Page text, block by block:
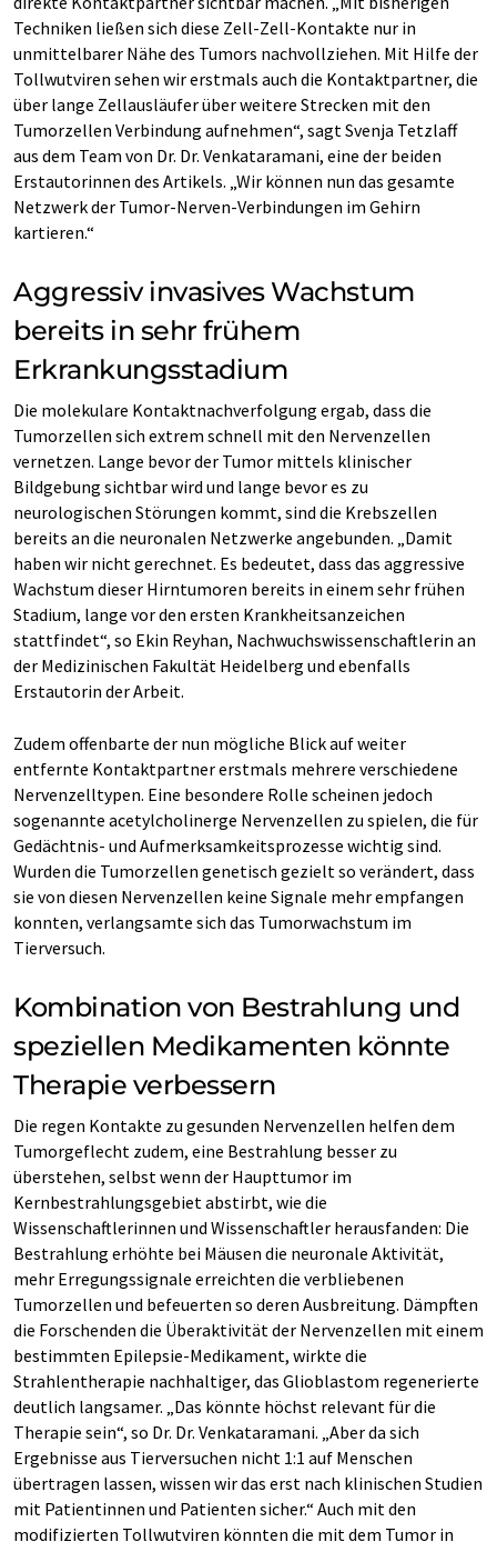
Techniken ließen sich diese Zell-Zell-Kontakte nur in
unmittelbarer Nähe des Tumors nachvollziehen. Mit Hilfe der
Tollwutviren sehen wir erstmals auch die Kontaktpartner, die
über lange Zellausläufer über weitere Strecken mit den
Tumorzellen Verbindung aufnehmen“, sagt Svenja Tetzlaff
aus dem Team von Dr. Dr. Venkataramani, eine der beiden
Erstautorinnen des Artikels. „Wir können nun das gesamte
Netzwerk der Tumor-Nerven-Verbindungen im Gehirn
kartieren.“
Aggressiv invasives Wachstum
bereits in sehr frühem
Erkrankungsstadium
Die molekulare Kontaktnachverfolgung ergab, dass die
Tumorzellen sich extrem schnell mit den Nervenzellen
vernetzen. Lange bevor der Tumor mittels klinischer
Bildgebung sichtbar wird und lange bevor es zu
neurologischen Störungen kommt, sind die Krebszellen
bereits an die neuronalen Netzwerke angebunden. „Damit
haben wir nicht gerechnet. Es bedeutet, dass das aggressive
Wachstum dieser Hirntumoren bereits in einem sehr frühen
Stadium, lange vor den ersten Krankheitsanzeichen
stattfindet“, so Ekin Reyhan, Nachwuchswissenschaftlerin an
der Medizinischen Fakultät Heidelberg und ebenfalls
Erstautorin der Arbeit.
Zudem offenbarte der nun mögliche Blick auf weiter
entfernte Kontaktpartner erstmals mehrere verschiedene
Nervenzelltypen. Eine besondere Rolle scheinen jedoch
sogenannte acetylcholinerge Nervenzellen zu spielen, die für
Gedächtnis- und Aufmerksamkeitsprozesse wichtig sind.
Wurden die Tumorzellen genetisch gezielt so verändert, dass
sie von diesen Nervenzellen keine Signale mehr empfangen
konnten, verlangsamte sich das Tumorwachstum im
Tierversuch.
Kombination von Bestrahlung und
speziellen Medikamenten könnte
Therapie verbessern
Die regen Kontakte zu gesunden Nervenzellen helfen dem
Tumorgeflecht zudem, eine Bestrahlung besser zu
überstehen, selbst wenn der Haupttumor im
Kernbestrahlungsgebiet abstirbt, wie die
Wissenschaftlerinnen und Wissenschaftler herausfanden: Die
Bestrahlung erhöhte bei Mäusen die neuronale Aktivität,
mehr Erregungssignale erreichten die verbliebenen
Tumorzellen und befeuerten so deren Ausbreitung. Dämpften
die Forschenden die Überaktivität der Nervenzellen mit einem
bestimmten Epilepsie-Medikament, wirkte die
Strahlentherapie nachhaltiger, das Glioblastom regenerierte
deutlich langsamer. „Das könnte höchst relevant für die
Therapie sein“, so Dr. Dr. Venkataramani. „Aber da sich
Ergebnisse aus Tierversuchen nicht 1:1 auf Menschen
übertragen lassen, wissen wir das erst nach klinischen Studien
mit Patientinnen und Patienten sicher.“ Auch mit den
modifizierten Tollwutviren könnten die mit dem Tumor in